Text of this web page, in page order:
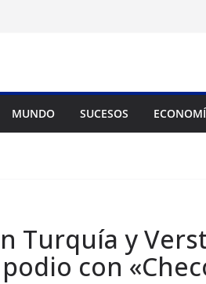
MUNDO SUCESOS
Turquía y
con